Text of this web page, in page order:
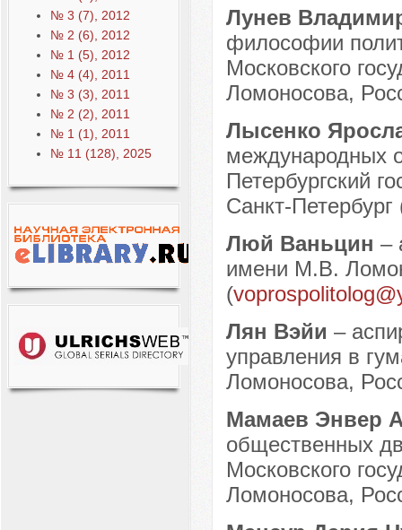
№ 3 (7), 2012
№ 2 (6), 2012
№ 1 (5), 2012
№ 4 (4), 2011
№ 3 (3), 2011
№ 2 (2), 2011
№ 1 (1), 2011
№ 11 (128), 2025
Лунев
философии
Московского
Ломоносова,
Лысенко
международных
Петербургский
Санкт-Петербург
Люй Ваньцин –
имени М.В.
(
Лян Вэйи –
управления в
Ломоносова,
Мамаев Энвер
общественных
Московского
Ломоносова,